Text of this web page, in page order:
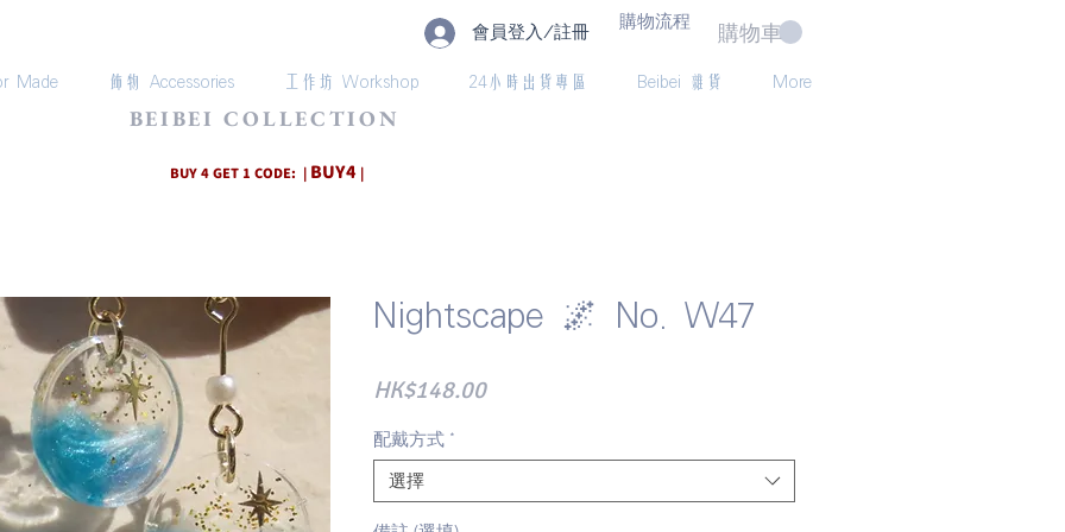
會員登入/註冊 購物流程 購物車
Made 飾物 Accessories 工作坊 Workshop 24小時出貨專區 Beibei 雜貨 More
BEIBEI COLLECTION
BUY 4 GET 1 CODE: | BUY4|
Nightscape 🌌 No. W47
HK$148.00價
配戴方式 *
選擇